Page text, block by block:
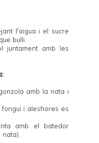
l'aigua i el sucre
bulli.
juntament amb les
amb la nata i
i aleshores es
amb el batedor